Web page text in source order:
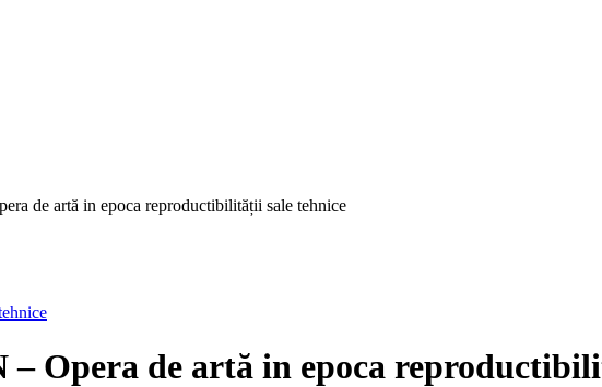
de artă in epoca reproductibilității sale tehnice
Opera de artă in epoca